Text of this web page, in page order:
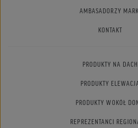
AMBASADORZY
KONTAKT
PRODUKTY NA DACH
PRODUKTY
PRODUKTY WOKÓŁ
REPREZENTANCI